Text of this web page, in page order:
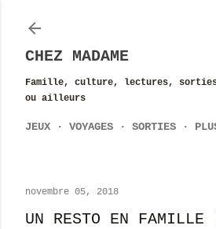
CHEZ MADAME
Famille, culture, lectures,
ou ailleurs
JEUX VOYAGES SORTIES
novembre 05, 2018
UN RESTO EN